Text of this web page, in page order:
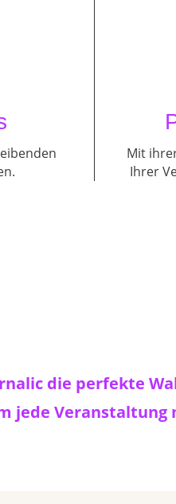
Mit
Ihrer
die perfekte
jede